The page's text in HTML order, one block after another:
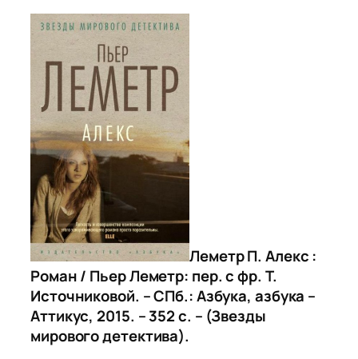
Леметр П. Алекс :
Роман / Пьер Леметр: пер. с фр. Т.
Источниковой. – СПб.: Азбука, азбука –
Аттикус, 2015. – 352 с. – (Звезды
мирового детектива).